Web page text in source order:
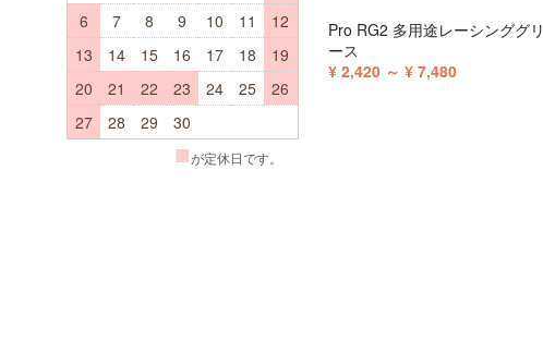
6
7 8 9 10 11
12
13
14 15 16 17 18
19
20
21 22 23 24 25
26
27
28 29 30
■が定休日です。
Pro RG2 多用途レーシンググリ
ース
¥ 2,420 ～ ¥ 7,480